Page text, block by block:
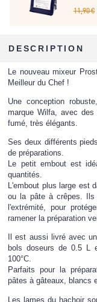
11,90 €
DESCRIPTION
Le nouveau mixeur
Meilleur du Chef !
Une conception
marque Wilfa, avec des
fumé, très élégants.
Ses deux différents
de préparations.
Le petit embout est
quantités.
L'embout plus large est
ou la pâte à crêpes. Ils
l'extrémité, pour
ramener la préparation
Il est aussi livré avec
bols doseurs de 0.5 L
100°C.
Parfaits pour la
pâtes à gâteaux, blancs
Les lames du hachoir